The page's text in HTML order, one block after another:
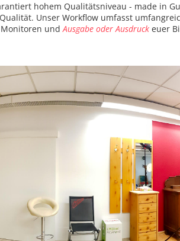
hohem Qualitätsniveau - made in
Unser Workflow umfasst
Monitoren undAusgabe oder Ausdruck euer